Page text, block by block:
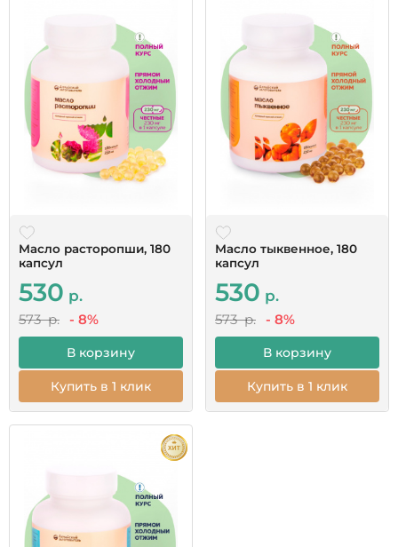
Масло расторопши, 180
капсул
530р.
573 р. - 8%
В корзину
Купить в 1 клик
Масло тыквенное, 180
капсул
530р.
573 р. - 8%
В корзину
Купить в 1 клик